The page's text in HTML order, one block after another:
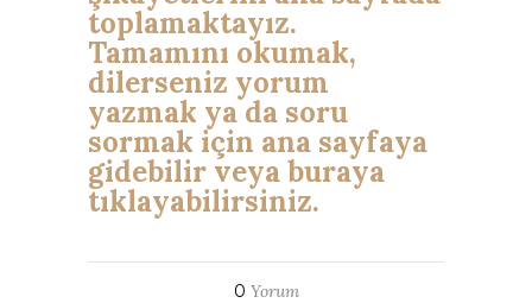
toplamaktayız.
Tamamını okumak,
dilerseniz yorum
yazmak ya da soru
sormak için ana sayfaya
gidebilir veya buraya
tıklayabilirsiniz.
0 Yorum